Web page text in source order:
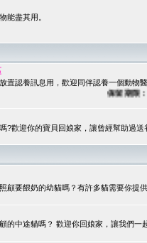
能盡其用。
置認養訊息用，歡迎同伴認養一個動物
保留期限：60
?歡迎你的寶貝回娘家，讓曾經幫助過
顧要餵奶的幼貓嗎？有許多貓需要你提
的中途貓嗎？ 歡迎你回娘家，讓我們一